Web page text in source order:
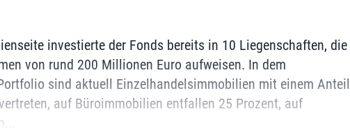
investierte der Fonds bereits in 10 Liegenschaften, die
von rund 200 Millionen Euro aufweisen. In dem
sind aktuell Einzelhandelsimmobilien mit einem Anteil
auf Büroimmobilien entfallen 25 Prozent, auf